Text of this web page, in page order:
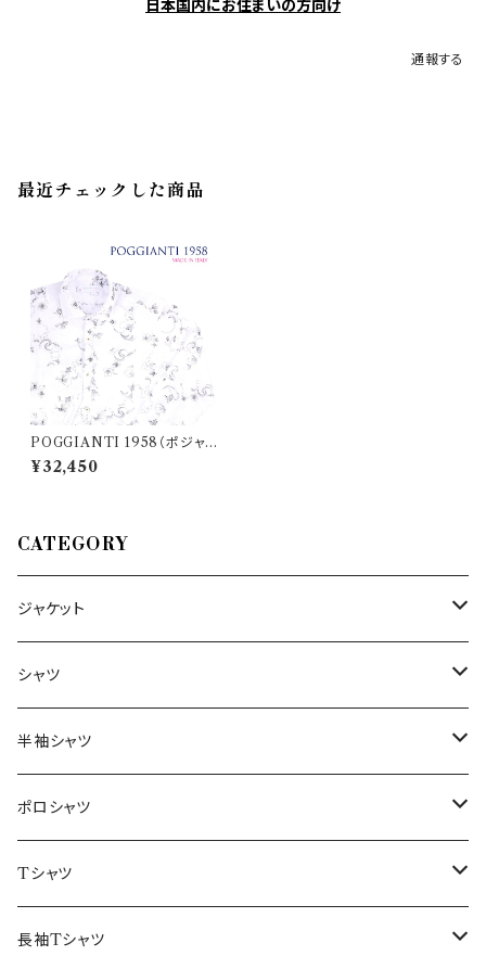
日本国内にお住まいの方向け
通報する
最近チェックした商品
POGGIANTI 1958（ポジャン
ティ 1958） 長袖シャツ SOLAI
A 20980
¥32,450
CATEGORY
ジャケット
～44/S
46/M
48/L
50/XL～
シャツ
～44/S
46/M
48/L
50/XL～
半袖シャツ
～44/S
46/M
48/L
ポロシャツ
～44/S
46/M
Tシャツ
～44/S
長袖Tシャツ